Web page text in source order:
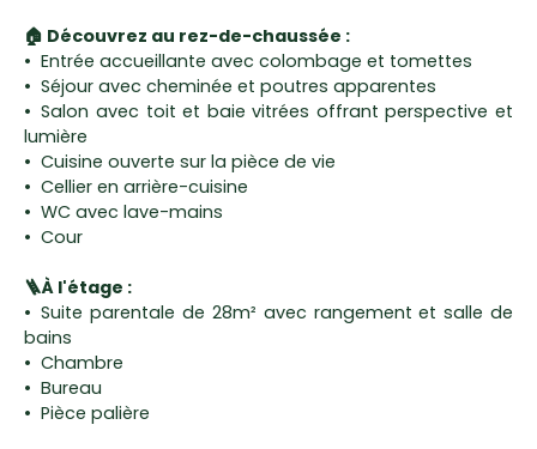
🏠 Découvrez au rez-de-chaussée :
Entrée accueillante avec colombage et tomettes
Séjour avec cheminée et poutres apparentes
Salon avec toit et baie vitrées offrant perspective et
lumière
Cuisine ouverte sur la pièce de vie
Cellier en arrière-cuisine
WC avec lave-mains
Cour
🪜À l'étage :
Suite parentale de 28m² avec rangement et salle de
bains
Chambre
Bureau
Pièce palière